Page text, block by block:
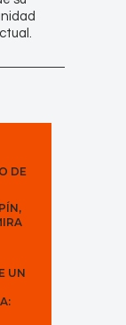
DE
UN